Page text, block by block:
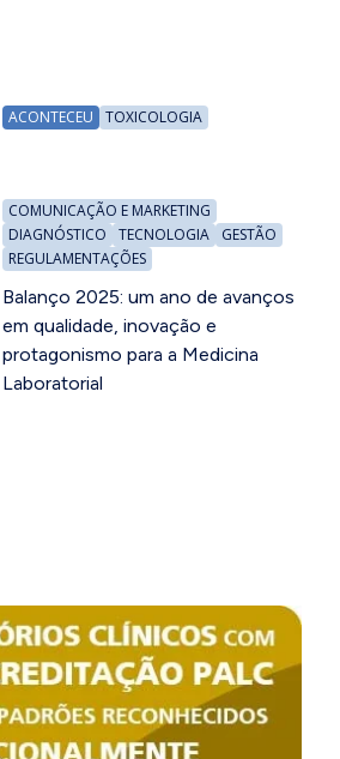
ACONTECEU TOXICOLOGIA
COMUNICAÇÃO E MARKETING
DIAGNÓSTICO
TECNOLOGIA
GESTÃO
REGULAMENTAÇÕES
Balanço 2025: um ano de avanços
em qualidade, inovação e
protagonismo para a Medicina
Laboratorial